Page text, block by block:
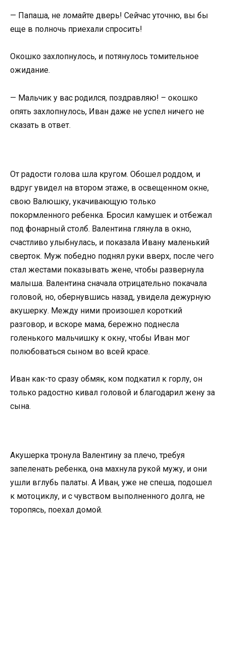
— Папаша, не ломайте дверь! Сейчас уточню, вы бы
еще в полночь приехали спросить!
Окошко захлопнулось, и потянулось томительное
ожидание.
— Мальчик у вас родился, поздравляю! – окошко
опять захлопнулось, Иван даже не успел ничего не
сказать в ответ.
От радости голова шла кругом. Обошел роддом, и
вдруг увидел на втором этаже, в освещенном окне,
свою Валюшку, укачивающую только
покормленного ребенка. Бросил камушек и отбежал
под фонарный столб. Валентина глянула в окно,
счастливо улыбнулась, и показала Ивану маленький
сверток. Муж победно поднял руки вверх, после чего
стал жестами показывать жене, чтобы развернула
малыша. Валентина сначала отрицательно покачала
головой, но, обернувшись назад, увидела дежурную
акушерку. Между ними произошел короткий
разговор, и вскоре мама, бережно поднесла
голенького мальчишку к окну, чтобы Иван мог
полюбоваться сыном во всей красе.
Иван как-то сразу обмяк, ком подкатил к горлу, он
только радостно кивал головой и благодарил жену за
сына.
Акушерка тронула Валентину за плечо, требуя
запеленать ребенка, она махнула рукой мужу, и они
ушли вглубь палаты. А Иван, уже не спеша, подошел
к мотоциклу, и с чувством выполненного долга, не
торопясь, поехал домой.